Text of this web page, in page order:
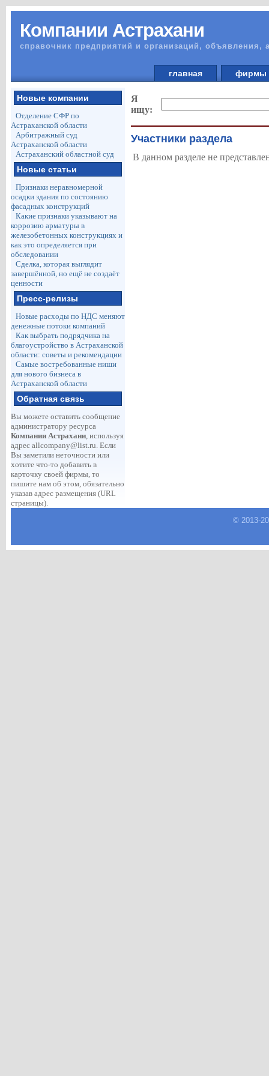
Компании Астрахани
справочник предприятий и организаций, объявления,
главная
Новые компании
Отделение СФР по
Астраханской области
Арбитражный суд
Астраханской области
Астраханский областной суд
Новые статьи
Признаки неравномерной
осадки здания по состоянию
фасадных конструкций
Какие признаки указывают на
коррозию арматуры в
железобетонных конструкциях и
как это определяется при
обследовании
Сделка, которая выглядит
завершённой, но ещё не создаёт
ценности
Пресс-релизы
Новые расходы по НДС меняют
денежные потоки компаний
Как выбрать подрядчика на
благоустройство в Астраханской
области: советы и рекомендации
Самые востребованные ниши
для нового бизнеса в
Астраханской области
Обратная связь
Вы можете оставить сообщение
администратору ресурса
Компании Астрахани, используя
адрес allcompany@list.ru. Если
Вы заметили неточности или
хотите что-то добавить в
карточку своей фирмы, то
пишите нам об этом, обязательно
указав адрес размещения (URL
страницы).
Я
ищу:
Участники раздела
В данном разделе не
© 2013-